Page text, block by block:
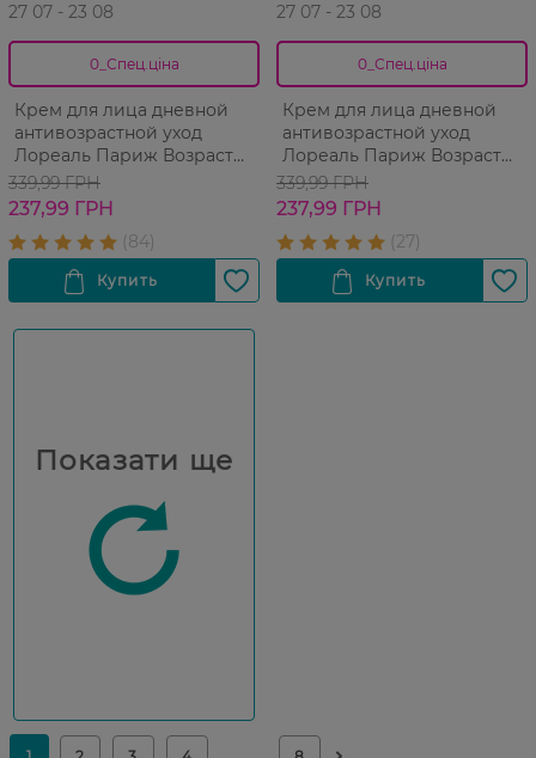
27 07 - 23 08
0_Спец.ціна
Крем для лица дневной
антивозрастной уход
Лореаль Париж Возраст
Эксперт 35+ 50 мл
339,99 ГРН
237,99 ГРН
27 07 - 23 08
0_Спец.ціна
Крем для лица дневной
антивозрастной уход
Лореаль Париж Возраст
Эксперт 45+ 50 мл
339,99 ГРН
237,99 ГРН
Показати ще